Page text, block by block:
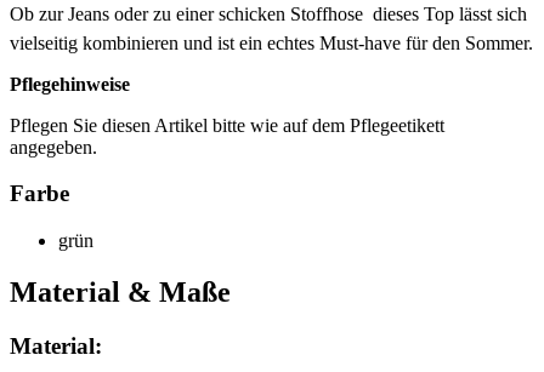
Ob zur Jeans oder zu einer schicken Stoffhose  dieses Top lässt sich
vielseitig kombinieren und ist ein echtes Must-have für den Sommer.
Pflegehinweise
Pflegen Sie diesen Artikel bitte wie auf dem Pflegeetikett
angegeben.
Farbe
grün
Material & Maße
Material: